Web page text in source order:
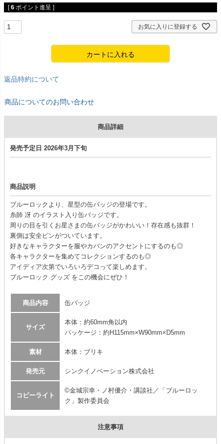
[ 6 ポイント進呈 ]
お気に入りに登録する
カートに入れる
返品特約について
商品についてのお問い合わせ
商品詳細
発売予定日 2026年3月下旬
商品説明
ブルーロックより、星型の缶バッジの登場です。
糸師 冴 のイラスト入り缶バッジです。
周りの目を引くお星さまの缶バッジがかわいい！存在感も抜群！
裏側は安全ピンがついています。
好きなキャラクターを服やカバンのアクセントにするのも◎
各キャラクターを集めてコレクションするのも◎
アイディア次第でいろいろデコって楽しめます。
ブルーロック グッズ をこの機会にぜひ！
商品内容 缶バッジ
サイズ
本体：約60mm角以内
パッケージ：約H115mm×W90mm×D5mm
素材 本体：ブリキ
発売元 シンクイノベーション株式会社
コピーライト
©金城宗幸・ノ村優介・講談社／「ブルーロッ
ク」製作委員会
注意事項